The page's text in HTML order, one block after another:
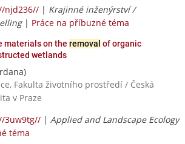
njd236// | Krajinné inženýrství /
| Práce na příbuzné téma
materials on the removal of organic
wetlands
Fakulta životního prostředí / Česká
v Praze
3uw9tg// | Applied and Landscape Ecology
téma